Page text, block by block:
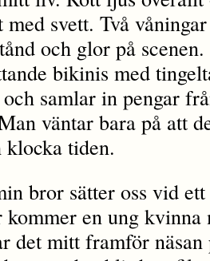
svett. Två
och glor på
bikinis med
samlar in pengar
väntar bara på att
klocka tiden.
bror sätter oss vid
en ung kvinna
det mitt framför näsan